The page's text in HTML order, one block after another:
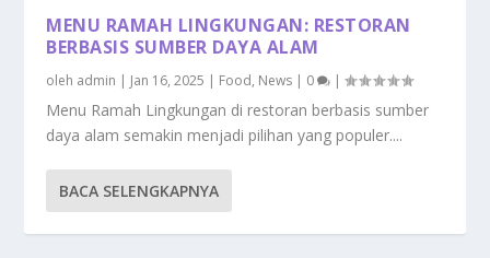
MENU RAMAH LINGKUNGAN: RESTORAN
BERBASIS SUMBER DAYA ALAM
oleh admin | Jan 16, 2025 | Food, News | 0 |
Menu Ramah Lingkungan di restoran berbasis sumber
daya alam semakin menjadi pilihan yang populer....
BACA SELENGKAPNYA